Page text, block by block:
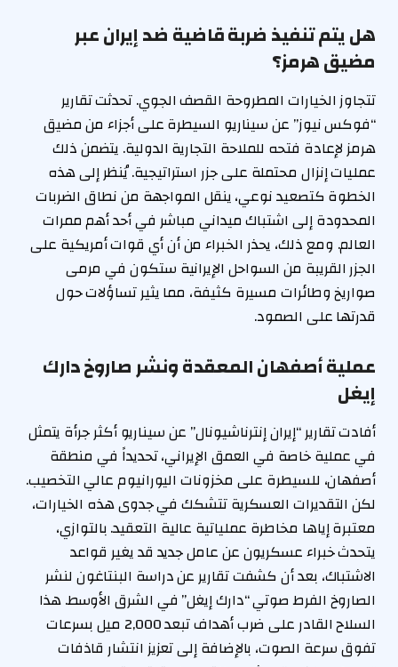
هل يتم تنفيذ ضربة قاضية ضد إيران عبر
مضيق هرمز؟
تتجاوز الخيارات المطروحة القصف الجوي. تحدثت تقارير
“فوكس نيوز” عن سيناريو السيطرة على أجزاء من مضيق
هرمز لإعادة فتحه للملاحة التجارية الدولية. يتضمن ذلك
عمليات إنزال محتملة على جزر استراتيجية. يُنظر إلى هذه
الخطوة كتصعيد نوعي، ينقل المواجهة من نطاق الضربات
المحدودة إلى اشتباك ميداني مباشر في أحد أهم ممرات
العالم. ومع ذلك، يحذر الخبراء من أن أي قوات أمريكية على
الجزر القريبة من السواحل الإيرانية ستكون في مرمى
صواريخ وطائرات مسيرة كثيفة، مما يثير تساؤلات حول
قدرتها على الصمود.
عملية أصفهان المعقدة ونشر صاروخ دارك
إيغل
أفادت تقارير “إيران إنترناشيونال” عن سيناريو أكثر جرأة يتمثل
في عملية خاصة في العمق الإيراني، تحديداً في منطقة
أصفهان، للسيطرة على مخزونات اليورانيوم عالي التخصيب.
لكن التقديرات العسكرية تتشكك في جدوى هذه الخيارات،
معتبرة إياها مخاطرة عملياتية عالية التعقيد. بالتوازي،
يتحدث خبراء عسكريون عن عامل جديد قد يغير قواعد
الاشتباك، بعد أن كشفت تقارير عن دراسة البنتاغون لنشر
الصاروخ الفرط صوتي “دارك إيغل” في الشرق الأوسط. هذا
السلاح القادر على ضرب أهداف تبعد 2,000 ميل بسرعات
تفوق سرعة الصوت، بالإضافة إلى تعزيز انتشار قاذفات